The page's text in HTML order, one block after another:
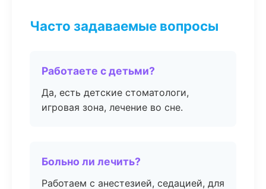
Часто задаваемые вопросы
Работаете с детьми?
Да, есть детские стоматологи,
игровая зона, лечение во сне.
Больно ли лечить?
Работаем с анестезией, седацией, для